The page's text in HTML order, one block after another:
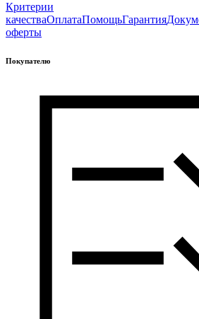
Критерии
качестваОплатаПомощьГарантия
оферты
Покупателю